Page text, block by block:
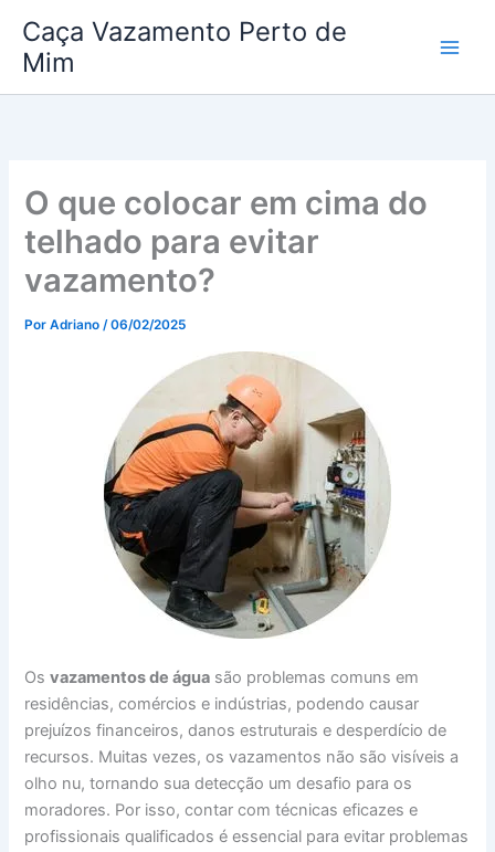
para
conteúdo
Caça Vazamento Perto de
Mim
O que colocar em cima do
telhado para evitar
vazamento?
PorAdriano/06/02/2025
Osvazamentos de água são problemas comuns em
residências, comércios e indústrias, podendo causar
prejuízos financeiros, danos estruturais e desperdício de
recursos. Muitas vezes, os vazamentos não são visíveis a
olho nu, tornando sua detecção um desafio para os
moradores. Por isso, contar com técnicas eficazes e
profissionais qualificados é essencial para evitar problemas